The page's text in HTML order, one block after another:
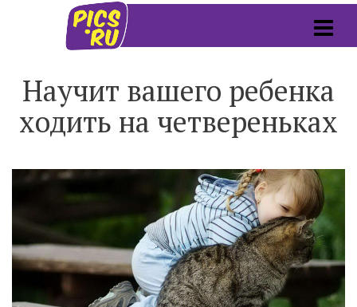
Научит вашего ребенка
ходить на четвереньках